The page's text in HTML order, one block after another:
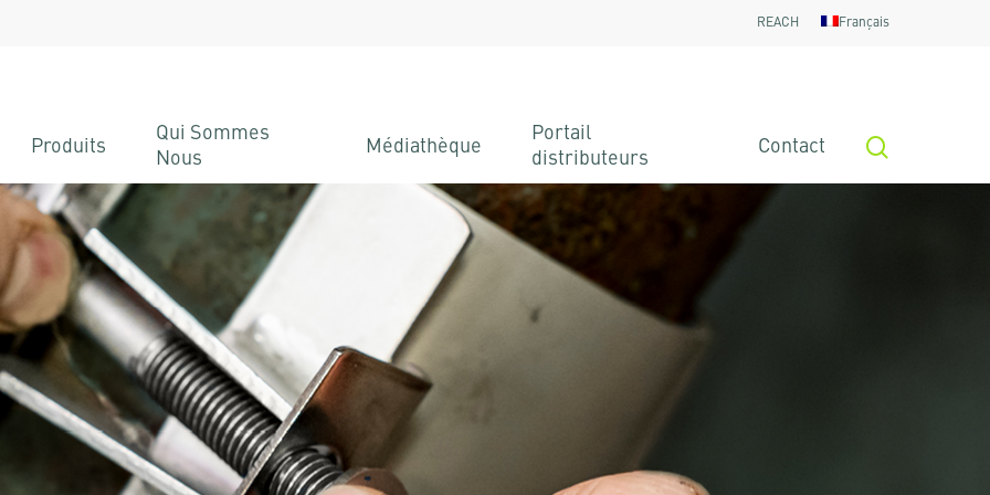
REACH Français
Produits
Qui Sommes
Nous
Médiathèque
Portail
distributeurs
Contact